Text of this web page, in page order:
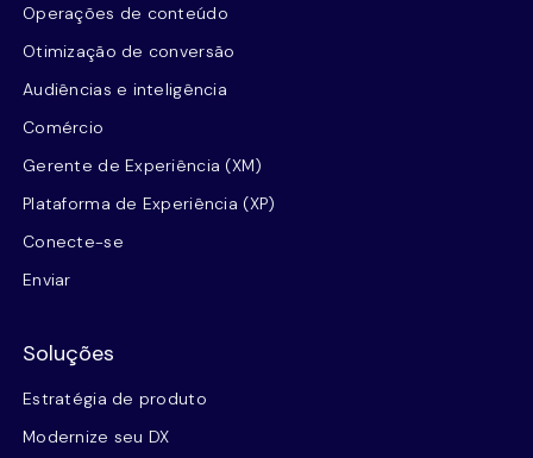
Operações de conteúdo
Otimização de conversão
Audiências e inteligência
Comércio
Gerente de Experiência (XM)
Plataforma de Experiência (XP)
Conecte-se
Enviar
Soluções
Estratégia de produto
Modernize seu DX